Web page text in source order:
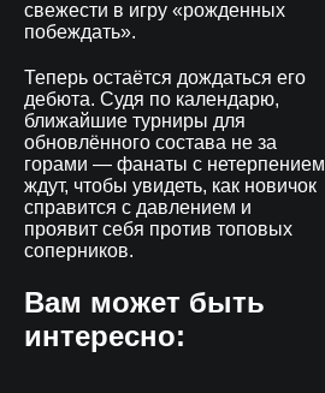
свежести в игру «рожденных
побеждать».
Теперь остаётся дождаться его
дебюта. Судя по календарю,
ближайшие турниры для
обновлённого состава не за
горами — фанаты с нетерпением
ждут, чтобы увидеть, как новичок
справится с давлением и
проявит себя против топовых
соперников.
Вам может быть
интересно: